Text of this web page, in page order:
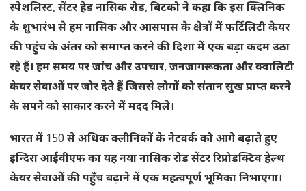
स्पेशलिस्ट, सेंटरहेडनासिकरोड, बिटकोनेकहाकिइसक्लिनिक
के शुभारंभसेहमनासिकऔरआसपासकेक्षेत्रोंमेंफर्टिलिटीकेयर
कीपहुंचकेअंतरकोसमाप्तकरनेकीदिशामेंएकबड़ाकदमउठा
रहेहैं। हमसमयपरजांचऔरउपचार, जनजागरूकताऔरक्वालिटी
केयरसेवाओंपरजोरदेतेहैंजिससेलोगोंकोसंतानसुखप्राप्तकरने
केसपनेकोसाकारकरनेमेंमददमिले।
भारतमें 150 सेअधिकक्लीनिकोंकेनेटवर्ककोआगेबढ़ातेहुए
इन्दिराआईवीएफकायहनयानासिकरोडसेंटररिप्रोडक्टिवहेल्थ
केयरसेवाओंकीपहुँचबढ़ानेमेंएकमहत्वपूर्णभूमिकानिभाएगा।